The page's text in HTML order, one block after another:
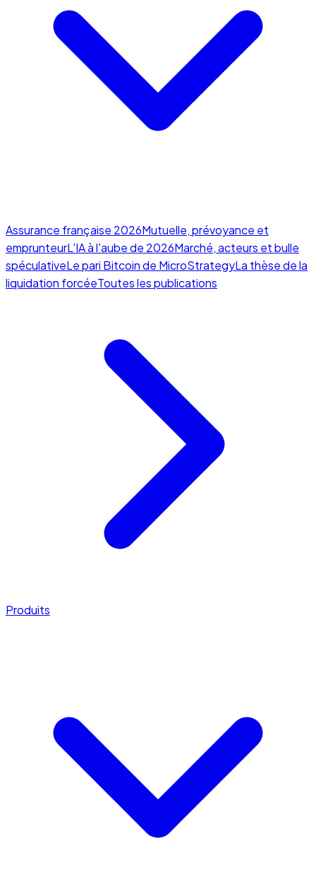
Assurance française 2026Mutuelle, prévoyance et
emprunteurL'IA à l'aube de 2026Marché, acteurs et bulle
spéculativeLe pari Bitcoin de MicroStrategyLa thèse de la
liquidation forcéeToutes les publications
Produits